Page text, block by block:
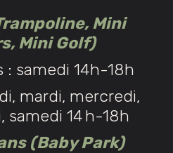
Mini
Mini Golf)
: samedi 14h-18h
mardi, mercredi,
samedi 14 h-18h
(Baby Park)